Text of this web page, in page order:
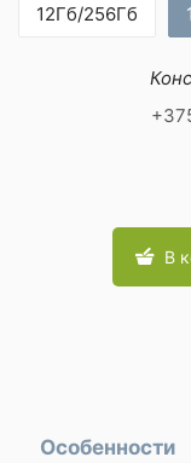
12Гб/256Гб
В
Особенности